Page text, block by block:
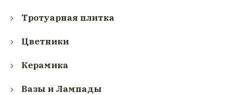
Тротуарная плитка
Цветники
Керамика
Вазы и Лампады